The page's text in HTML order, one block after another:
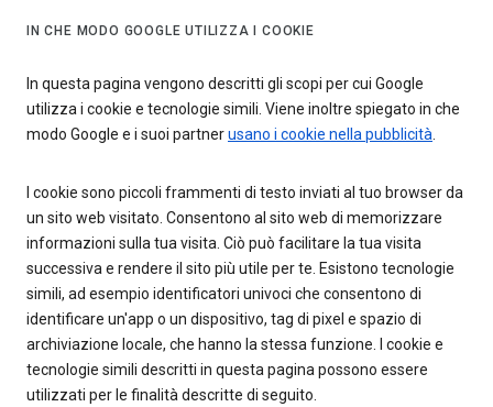
IN CHE MODO GOOGLE UTILIZZA I COOKIE
In questa pagina vengono descritti gli scopi per cui Google
utilizza i cookie e tecnologie simili. Viene inoltre spiegato in che
modo Google e i suoi partnerusano i cookie nella pubblicità.
I cookie sono piccoli frammenti di testo inviati al tuo browser da
un sito web visitato. Consentono al sito web di memorizzare
informazioni sulla tua visita. Ciò può facilitare la tua visita
successiva e rendere il sito più utile per te. Esistono tecnologie
simili, ad esempio identificatori univoci che consentono di
identificare un'app o un dispositivo, tag di pixel e spazio di
archiviazione locale, che hanno la stessa funzione. I cookie e
tecnologie simili descritti in questa pagina possono essere
utilizzati per le finalità descritte di seguito.